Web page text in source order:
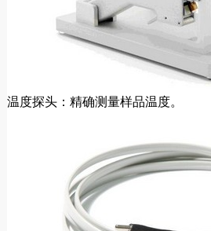
温度探头：精确测量样品温度。